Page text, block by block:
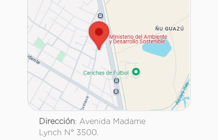
Dirección: Avenida Madame
Lynch N° 3500.